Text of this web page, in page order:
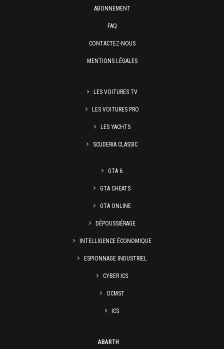
ABONNEMENT
FAQ
CONTACTEZ-NOUS
MENTIONS LÉGALES
LES VOITURES TV
LES VOITURES PRO
LES YACHTS
SCUDERIA CLASSIC
GTA 6
GTA CHEATS
GTA ONLINE
DÉPOUSSIÉRAGE
INTELLIGENCE ÉCONOMIQUE
ESPIONNAGE INDUSTRIEL
CYBER ICS
OCMST
ICS
ABARTH